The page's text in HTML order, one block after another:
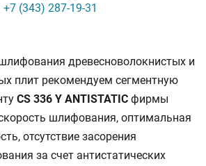
+7 (343) 287-19-31
древесноволокнистых и
плит рекомендуем сегментную
CS 336 Y ANTISTATIC фирмы
шлифования, оптимальная
отсутствие засорения
за счет антистатических